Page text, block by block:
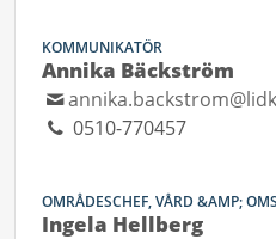
KOMMUNIKATÖR
Annika Bäckström
0510-770457
OMRÅDESCHEF, VÅRD &AMP;
Ingela Hellberg